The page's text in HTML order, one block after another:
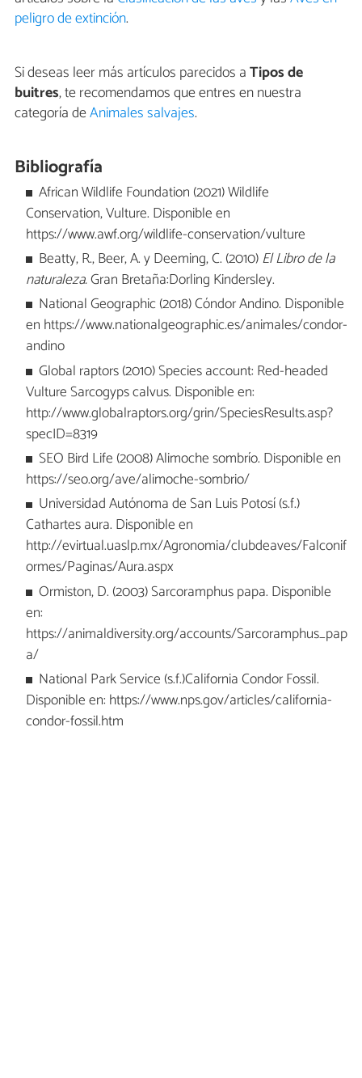
peligro de extinción.
Si deseas leer más artículos parecidos aTipos de
buitres, te recomendamos que entres en nuestra
categoría deAnimales salvajes.
Bibliografía
African Wildlife Foundation (2021) Wildlife
Conservation, Vulture. Disponible en
https://www.awf.org/wildlife-conservation/vulture
Beatty, R., Beer, A. y Deeming, C. (2010)El Libro de la
naturaleza.Gran Bretaña:Dorling Kindersley.
National Geographic (2018) Cóndor Andino. Disponible
en https://www.nationalgeographic.es/animales/condor-
andino
Global raptors (2010) Species account: Red-headed
Vulture Sarcogyps calvus. Disponible en:
http://www.globalraptors.org/grin/SpeciesResults.asp?
specID=8319
SEO Bird Life (2008) Alimoche sombrío. Disponible en
https://seo.org/ave/alimoche-sombrio/
Universidad Autónoma de San Luis Potosí (s.f.)
Cathartes aura. Disponible en
http://evirtual.uaslp.mx/Agronomia/clubdeaves/Falconif
ormes/Paginas/Aura.aspx
Ormiston, D. (2003) Sarcoramphus papa. Disponible
en:
https://animaldiversity.org/accounts/Sarcoramphus_pap
a/
National Park Service (s.f.)California Condor Fossil.
Disponible en: https://www.nps.gov/articles/california-
condor-fossil.htm